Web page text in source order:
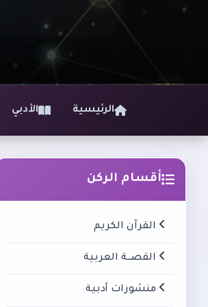
الرئيسية الأدبي
أقسام الركن
القرآن الكريم
القصـــة العربية
منشورات أدبية